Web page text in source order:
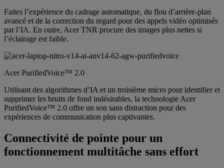
Faites l’expérience du cadrage automatique, du flou d’arrière-plan
avancé et de la correction du regard pour des appels vidéo optimisés
par l’IA. En outre, Acer TNR procure des images plus nettes si
l’éclairage est faible.
Acer PurifiedVoice™ 2.0
Utilisant des algorithmes d’IA et un troisième micro pour identifier et
supprimer les bruits de fond indésirables, la technologie Acer
PurifiedVoice™ 2.0 offre un son sans distraction pour des
expériences de communication plus captivantes.
Connectivité de pointe pour un
fonctionnement multitâche sans effort